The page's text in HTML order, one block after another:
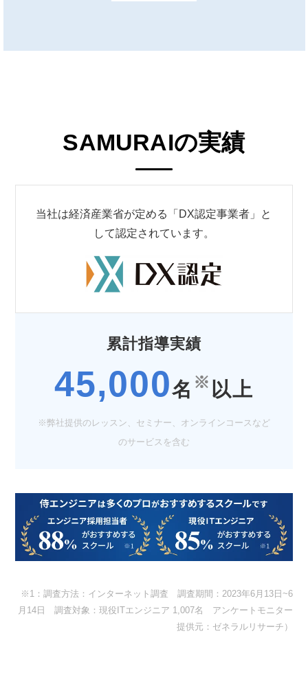
SAMURAIの実績
当社は経済産業省が定める「DX認定事業者」と
して認定されています。
累計指導実績
45,000名 ※ 以上
※弊社提供のレッスン、セミナー、オンラインコースなど
のサービスを含む
※1：調査方法：インターネット調査 調査期間：2023年6月13日~6
月14日 調査対象：現役ITエンジニア 1,007名 アンケートモニター
提供元：ゼネラルリサーチ）